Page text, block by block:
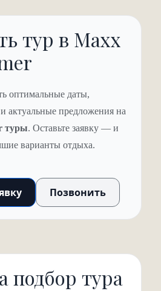
вино и торт. И ещё до заезда с
о сюрпризах для второй
работает как швейцарские
безупречно. Вы не замечаете
себя королём в
тур в Maxx
оптимальные даты,
актуальные предложения на
туры. Оставьте заявку — и
варианты отдыха.
Позвонить
подбор тура